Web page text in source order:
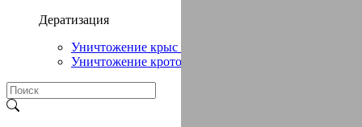
Дератизация
Уничтожение крыс в Бачатский
Уничтожение кротов в Бачатский